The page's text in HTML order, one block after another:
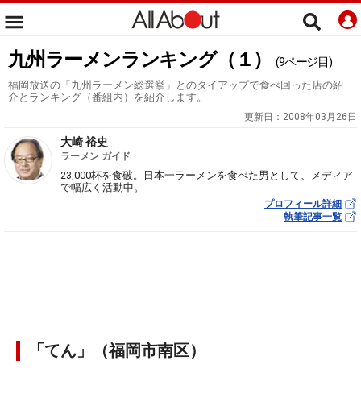
九州ラーメンランキング（１） (9ページ目)
福岡放送の「九州ラーメン総選挙」とのタイアップで食べ回った店の紹
介とランキング（番組内）を紹介します。
更新日： 2008年03月26日
大崎 裕史
ラーメン ガイド
23,000杯を食破。日本一ラーメンを食べた男として、メディア
で幅広く活動中。
プロフィール詳細
執筆記事一覧
「てん」（福岡市南区）